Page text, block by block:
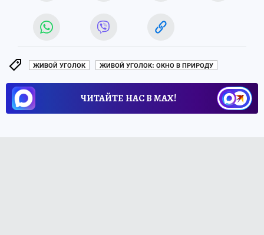
ЖИВОЙ УГОЛОК ЖИВОЙ УГОЛОК: ОКНО В ПРИРОДУ
ЧИТАЙТЕ НАС В МАХ!